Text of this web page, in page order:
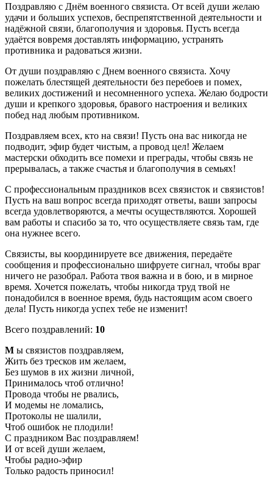
Поздравляю с Днём военного связиста. От всей души желаю
удачи и больших успехов, беспрепятственной деятельности и
надёжной связи, благополучия и здоровья. Пусть всегда
удаётся вовремя доставлять информацию, устранять
противника и радоваться жизни.
От души поздравляю с Днем военного связиста. Хочу
пожелать блестящей деятельности без перебоев и помех,
великих достижений и несомненного успеха. Желаю бодрости
души и крепкого здоровья, бравого настроения и великих
побед над любым противником.
Поздравляем всех, кто на связи! Пусть она вас никогда не
подводит, эфир будет чистым, а провод цел! Желаем
мастерски обходить все помехи и преграды, чтобы связь не
прерывалась, а также счастья и благополучия в семьях!
С профессиональным праздников всех связисток и связистов!
Пусть на ваш вопрос всегда приходят ответы, ваши запросы
всегда удовлетворяются, а мечты осуществляются. Хорошей
вам работы и спасибо за то, что осуществляете связь там, где
она нужнее всего.
Связисты, вы координируете все движения, передаёте
сообщения и профессионально шифруете сигнал, чтобы враг
ничего не разобрал. Работа твоя важна и в бою, и в мирное
время. Хочется пожелать, чтобы никогда труд твой не
понадобился в военное время, будь настоящим асом своего
дела! Пусть никогда успех тебе не изменит!
Всего поздравлений: 10
М ы связистов поздравляем,
Жить без тресков им желаем,
Без шумов в их жизни личной,
Принималось чтоб отлично!
Провода чтобы не рвались,
И модемы не ломались,
Протоколы не шалили,
Чтоб ошибок не плодили!
С праздником Вас поздравляем!
И от всей души желаем,
Чтобы радио-эфир
Только радость приносил!